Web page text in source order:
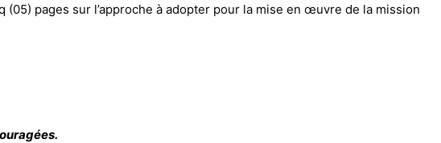
pages sur l’approche à adopter pour la mise en œuvre de la mission